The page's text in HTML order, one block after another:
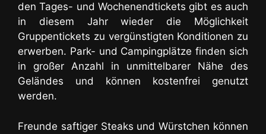
den Tages- und Wochenendtickets gibt es auch
in diesem Jahr wieder die Möglichkeit
Gruppentickets zu vergünstigten Konditionen zu
erwerben. Park- und Campingplätze finden sich
in großer Anzahl in unmittelbarer Nähe des
Geländes und können kostenfrei genutzt
werden.
Freunde saftiger Steaks und Würstchen können